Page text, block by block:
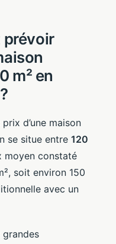
prévoir
m² en
d’une maison
se situe entre 120
moyen constaté
soit environ 150
avec un
grandes